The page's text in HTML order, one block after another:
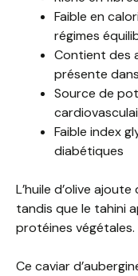
Faible en
régimes
Contient des
présente
Source de
Faible index
diabétiques
L’huile d’olive
tandis que le tahini
protéines végétales.
Ce caviar